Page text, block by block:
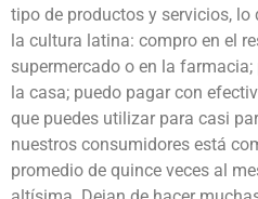
tipo de productos y servicios,
la cultura latina: compro en el
supermercado o en la
la casa; puedo pagar con
que puedes utilizar para casi
nuestros consumidores está
promedio de quince veces al